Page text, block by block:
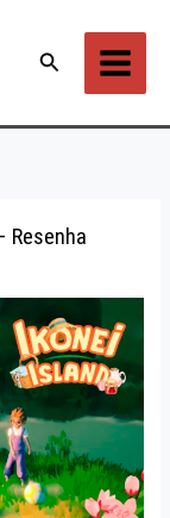
Pesquisar
Resenha